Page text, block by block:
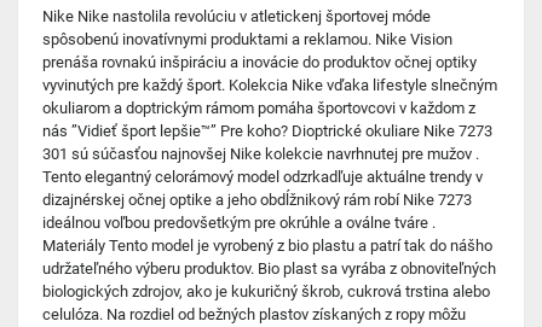
Nike Nike nastolila revolúciu v atletickenj športovej móde
spôsobenú inovatívnymi produktami a reklamou. Nike Vision
prenáša rovnakú inšpiráciu a inovácie do produktov očnej optiky
vyvinutých pre každý šport. Kolekcia Nike vďaka lifestyle slnečným
okuliarom a doptrickým rámom pomáha športovcovi v každom z
nás ”Vidieť šport lepšie™” Pre koho? Dioptrické okuliare Nike 7273
301 sú súčasťou najnovšej Nike kolekcie navrhnutej pre mužov .
Tento elegantný celorámový model odzrkadľuje aktuálne trendy v
dizajnérskej očnej optike a jeho obdĺžnikový rám robí Nike 7273
ideálnou voľbou predovšetkým pre okrúhle a oválne tváre .
Materiály Tento model je vyrobený z bio plastu a patrí tak do nášho
udržateľného výberu produktov. Bio plast sa vyrába z obnoviteľných
biologických zdrojov, ako je kukuričný škrob, cukrová trstina alebo
celulóza. Na rozdiel od bežných plastov získaných z ropy môžu